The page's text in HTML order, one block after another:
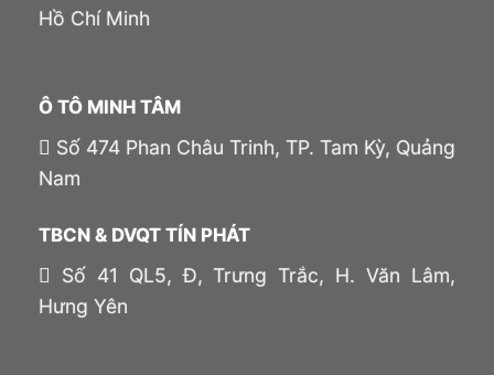
Hồ Chí Minh
Ô TÔ MINH TÂM
Số 474 Phan Châu Trinh, TP. Tam Kỳ, Quảng
Nam
TBCN & DVQT TÍN PHÁT
Số 41 QL5, Đ, Trưng Trắc, H. Văn Lâm,
Hưng Yên